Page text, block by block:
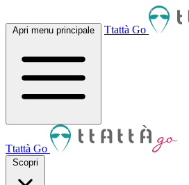
Apri menu principale Ttattà Go
Ttattà Go
Scopri